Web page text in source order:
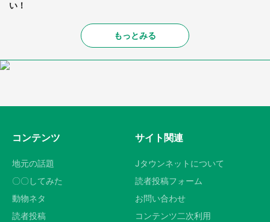
い！
もっとみる
コンテンツ
地元の話題
〇〇してみた
動物ネタ
読者投稿
サイト関連
Jタウンネットについて
読者投稿フォーム
お問い合わせ
コンテンツ二次利用